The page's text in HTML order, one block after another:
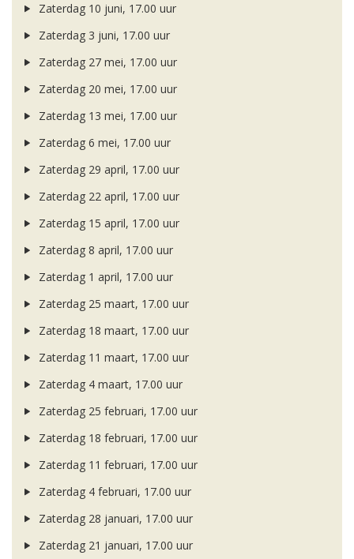
Zaterdag 10 juni, 17.00 uur
Zaterdag 3 juni, 17.00 uur
Zaterdag 27 mei, 17.00 uur
Zaterdag 20 mei, 17.00 uur
Zaterdag 13 mei, 17.00 uur
Zaterdag 6 mei, 17.00 uur
Zaterdag 29 april, 17.00 uur
Zaterdag 22 april, 17.00 uur
Zaterdag 15 april, 17.00 uur
Zaterdag 8 april, 17.00 uur
Zaterdag 1 april, 17.00 uur
Zaterdag 25 maart, 17.00 uur
Zaterdag 18 maart, 17.00 uur
Zaterdag 11 maart, 17.00 uur
Zaterdag 4 maart, 17.00 uur
Zaterdag 25 februari, 17.00 uur
Zaterdag 18 februari, 17.00 uur
Zaterdag 11 februari, 17.00 uur
Zaterdag 4 februari, 17.00 uur
Zaterdag 28 januari, 17.00 uur
Zaterdag 21 januari, 17.00 uur